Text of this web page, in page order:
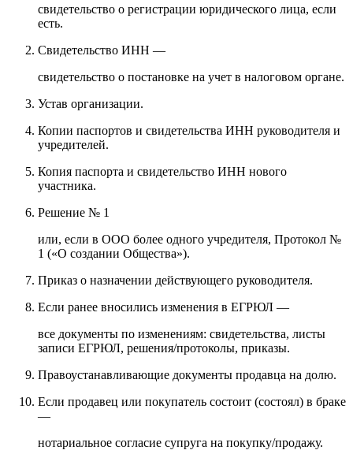
свидетельство о регистрации юридического лица, если
есть.
Свидетельство ИНН —
свидетельство о постановке на учет в налоговом органе.
Устав организации.
Копии паспортов и свидетельства ИНН руководителя и
учредителей.
Копия паспорта и свидетельство ИНН нового
участника.
Решение № 1
или, если в ООО более одного учредителя, Протокол №
1 («О создании Общества»).
Приказ о назначении действующего руководителя.
Если ранее вносились изменения в ЕГРЮЛ —
все документы по изменениям: свидетельства, листы
записи ЕГРЮЛ, решения/протоколы, приказы.
Правоустанавливающие документы продавца на долю.
Если продавец или покупатель состоит (состоял) в браке
—
нотариальное согласие супруга на покупку/продажу.